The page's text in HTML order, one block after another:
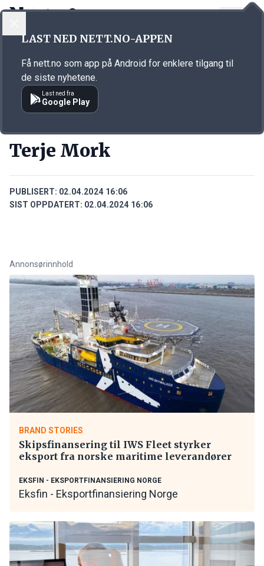
Annonsørinnhold
Terje Mork
PUBLISERT: 02.04.2024 16:06
SIST OPPDATERT: 02.04.2024 16:06
Annonsørinnhold
BRAND STORIES
Skipsfinansering til IWS Fleet styrker
eksport fra norske maritime leverandører
EKSFIN - EKSPORTFINANSIERING NORGE
Eksfin - Eksportfinansiering Norge
LAST NED NETT.NO-APPEN
Få nett.no som app på Android for enklere tilgang til
de siste nyhetene.
Last ned fra
Google Play